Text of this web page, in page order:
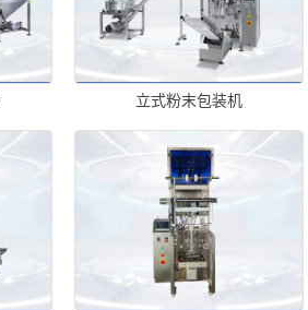
立式粉末包装机